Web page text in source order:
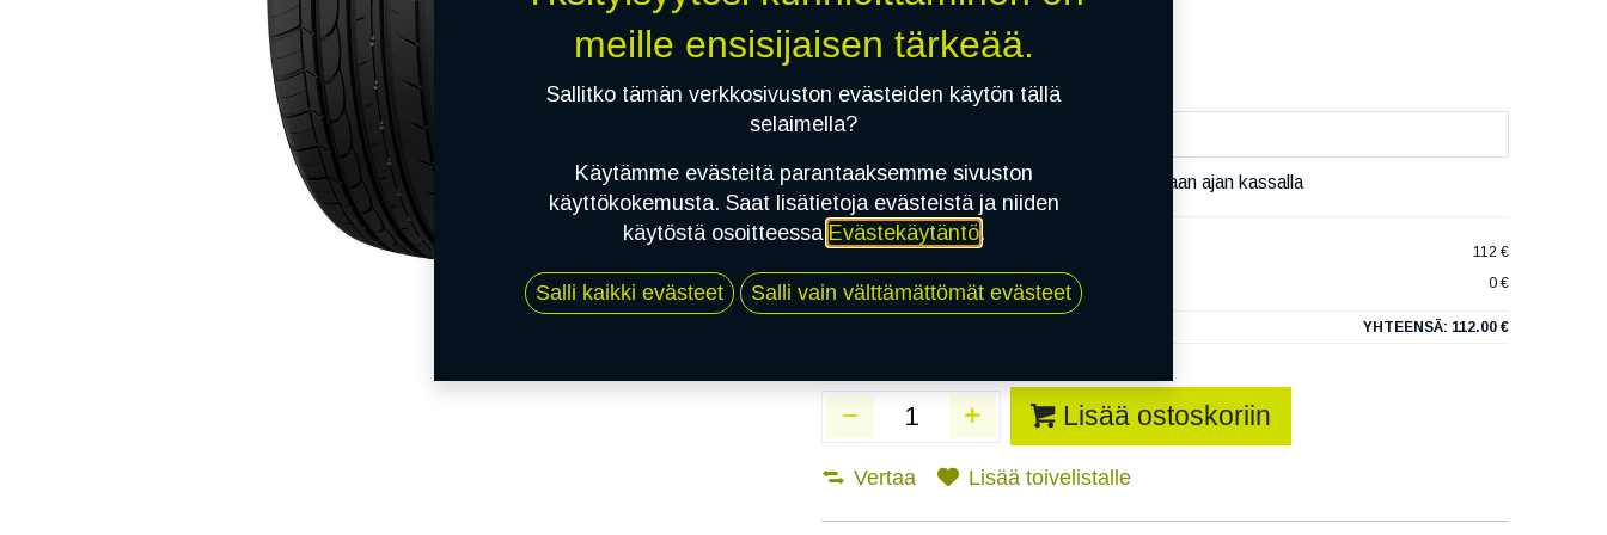
Asennuspalvelu
Mikäli valitset asennuksen, pääset varaamaan ajan kassalla
1X 215/55R17 94W DYNAMO STREET-H MU02 FP
112 €
EI ASENNUSTA
0 €
YHTEENSÄ: 112.00 €
Lisää ostoskoriin
Vertaa Lisää toivelistalle
meille ensisijaisen tärkeää.
Sallitko tämän verkkosivuston evästeiden käytön tällä
selaimella?
Käytämme evästeitä parantaaksemme sivuston
käyttökokemusta. Saat lisätietoja evästeistä ja niiden
käytöstä osoitteessa Evästekäytäntö.
Salli kaikki evästeet Salli vain välttämättömät evästeet